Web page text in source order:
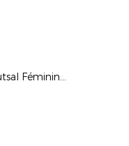
Finales Coupes Futsal Féminines - 28 janvier 2018